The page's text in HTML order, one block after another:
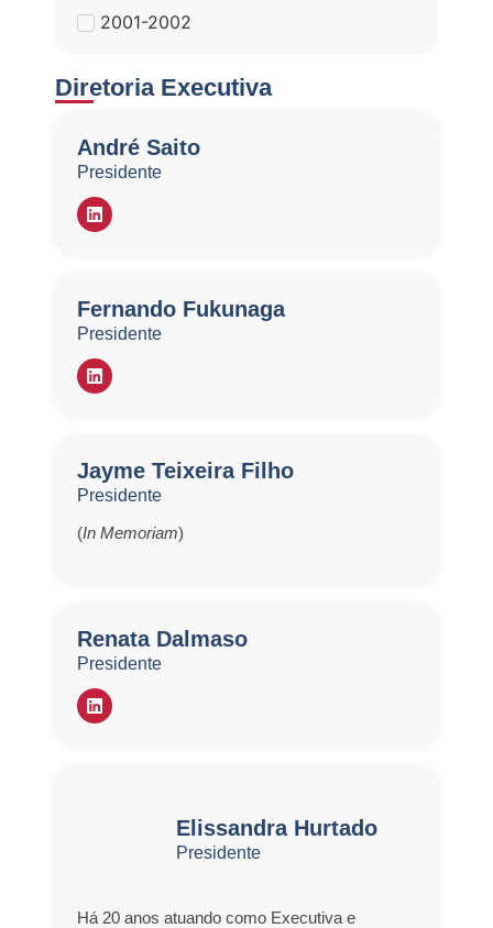
Diretoria Executiva
André Saito
Presidente
​Fernando Fukunaga
Presidente
Jayme Teixeira Filho
Presidente
(In Memoriam)
Renata Dalmaso
Presidente
Elissandra Hurtado
Presidente
Há 20 anos atuando como Executiva e
2001-2002